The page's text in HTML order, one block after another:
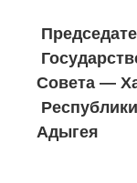
Совета —
Республики
Адыгея